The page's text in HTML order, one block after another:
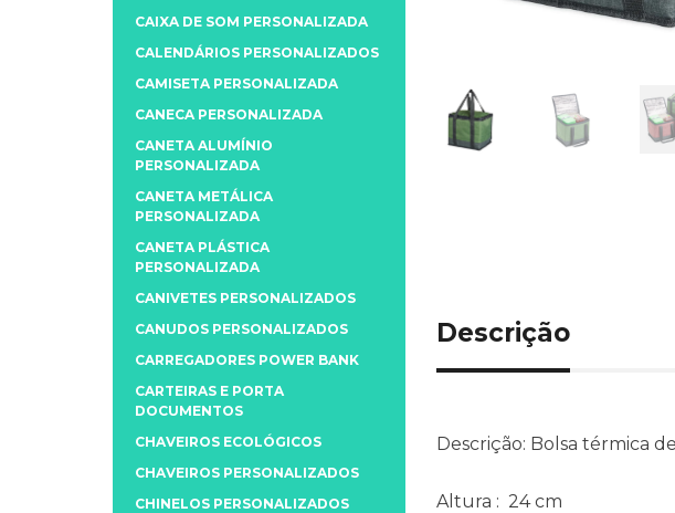
Descrição
Descrição: Bolsa térmica
Altura : 24 cm
CAIXA DE SOM PERSONALIZADA
CALENDÁRIOS PERSONALIZADOS
CAMISETA PERSONALIZADA
CANECA PERSONALIZADA
CANETA ALUMÍNIO
PERSONALIZADA
CANETA METÁLICA
PERSONALIZADA
CANETA PLÁSTICA
PERSONALIZADA
CANIVETES PERSONALIZADOS
CANUDOS PERSONALIZADOS
CARREGADORES POWER BANK
CARTEIRAS E PORTA
DOCUMENTOS
CHAVEIROS ECOLÓGICOS
CHAVEIROS PERSONALIZADOS
CHINELOS PERSONALIZADOS